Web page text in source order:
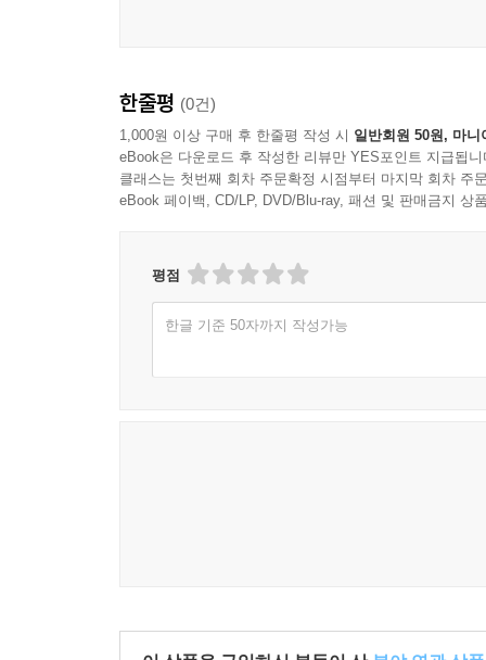
한줄평 (0건)
1,000원 이상 구매 후 한줄평 작성 시 일반회원 50원, 마니
eBook은 다운로드 후 작성한 리뷰만 YES포인트 지급됩니
클래스는 첫번째 회차 주문확정 시점부터 마지막 회차 주
eBook 페이백, CD/LP, DVD/Blu-ray, 패션 및 판매금지 상
평점
한글 기준 50자까지 작성가능